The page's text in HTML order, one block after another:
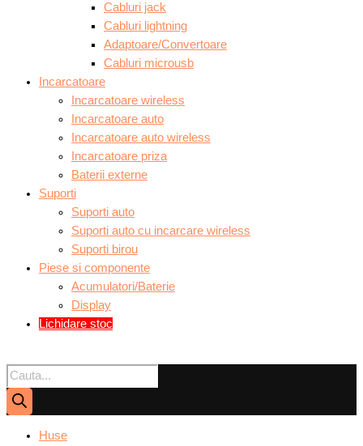
Cabluri jack
Cabluri lightning
Adaptoare/Convertoare
Cabluri microusb
Incarcatoare
Incarcatoare wireless
Incarcatoare auto
Incarcatoare auto wireless
Incarcatoare priza
Baterii externe
Suporti
Suporti auto
Suporti auto cu incarcare wireless
Suporti birou
Piese si componente
Acumulatori/Baterie
Display
Lichidare stoc
Huse